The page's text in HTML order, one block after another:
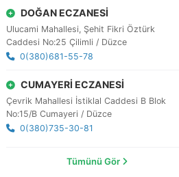
DOĞAN ECZANESİ
Ulucami Mahallesi, Şehit Fikri Öztürk
Caddesi No:25 Çilimli / Düzce
0(380)681-55-78
CUMAYERİ ECZANESİ
Çevrik Mahallesi İstiklal Caddesi B Blok
No:15/B Cumayeri / Düzce
0(380)735-30-81
Tümünü Gör